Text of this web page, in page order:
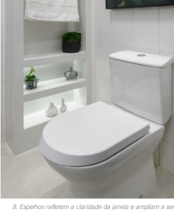
8. Espelhos refletem a claridade da janela e ampliam a